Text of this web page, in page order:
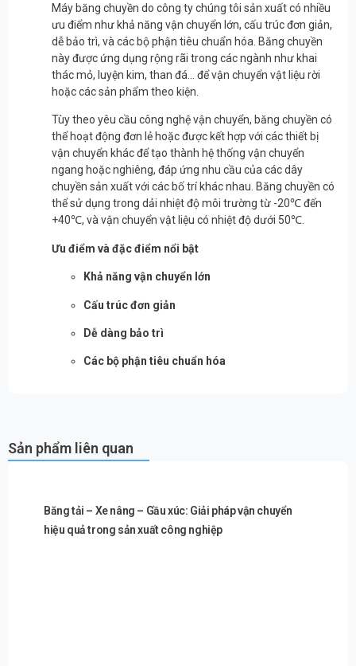
Máy băng chuyền do công ty chúng tôi sản xuất có nhiều
ưu điểm như khả năng vận chuyển lớn, cấu trúc đơn giản,
dễ bảo trì, và các bộ phận tiêu chuẩn hóa. Băng chuyền
này được ứng dụng rộng rãi trong các ngành như khai
thác mỏ, luyện kim, than đá… để vận chuyển vật liệu rời
hoặc các sản phẩm theo kiện.
Tùy theo yêu cầu công nghệ vận chuyển, băng chuyền có
thể hoạt động đơn lẻ hoặc được kết hợp với các thiết bị
vận chuyển khác để tạo thành hệ thống vận chuyển
ngang hoặc nghiêng, đáp ứng nhu cầu của các dây
chuyền sản xuất với các bố trí khác nhau. Băng chuyền có
thể sử dụng trong dải nhiệt độ môi trường từ -20℃ đến
+40℃, và vận chuyển vật liệu có nhiệt độ dưới 50℃.
Ưu điểm và đặc điểm nổi bật
Khả năng vận chuyển lớn
Cấu trúc đơn giản
Dễ dàng bảo trì
Các bộ phận tiêu chuẩn hóa
Sản phẩm liên quan
Băng tải – Xe nâng – Gầu xúc: Giải pháp vận chuyển
hiệu quả trong sản xuất công nghiệp